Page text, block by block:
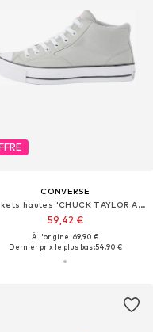
CONVERSE
Baskets hautes 'CHUCK TAYLOR ALL STAR MALDEN STREET'
59,42 €
À l'origine : 69,90 €
Dernier prix le plus bas :54,90 €